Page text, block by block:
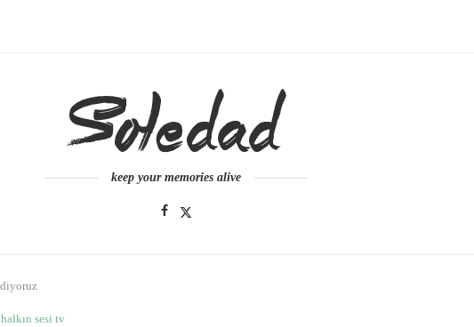
keep your memories alive
halkın sesi tv